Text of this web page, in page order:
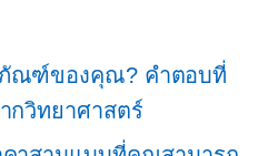
ณฑ์ของคุณ? คำตอบที่
กวิทยาศาสตร์